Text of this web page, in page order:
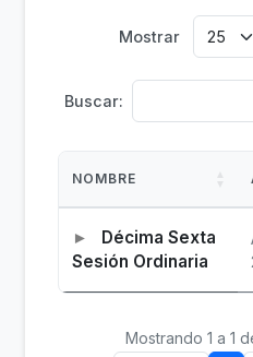
Mostrar
Buscar:
NOMBRE
Décima Sexta
Sesión Ordinaria
Mostrando 1 a 1